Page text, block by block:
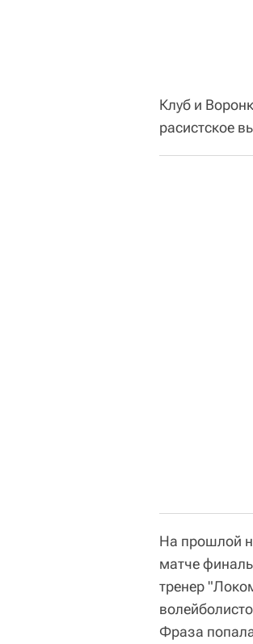
Клуб и
расистское
На прошлой
матче
тренер
Фраза